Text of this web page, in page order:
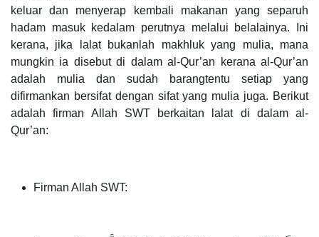
keluar dan menyerap kembali makanan yang separuh
hadam masuk kedalam perutnya melalui belalainya. Ini
kerana, jika lalat bukanlah makhluk yang mulia, mana
mungkin ia disebut di dalam al-Qur’an kerana al-Qur’an
adalah mulia dan sudah barangtentu setiap yang
difirmankan bersifat dengan sifat yang mulia juga. Berikut
adalah firman Allah SWT berkaitan lalat di dalam al-
Qur’an:
Firman Allah SWT: